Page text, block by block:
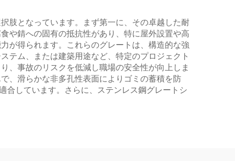
肢となっています。まず第一に、その卓越した耐
や錆への固有の抵抗性があり、特に屋外設置や高
が得られます。これらのグレートは、構造的な強
テム、または建築用途など、特定のプロジェクト
、事故のリスクを低減し職場の安全性が向上しま
、滑らかな非多孔性表面によりゴミの蓄積を防
合しています。さらに、ステンレス鋼グレートシ